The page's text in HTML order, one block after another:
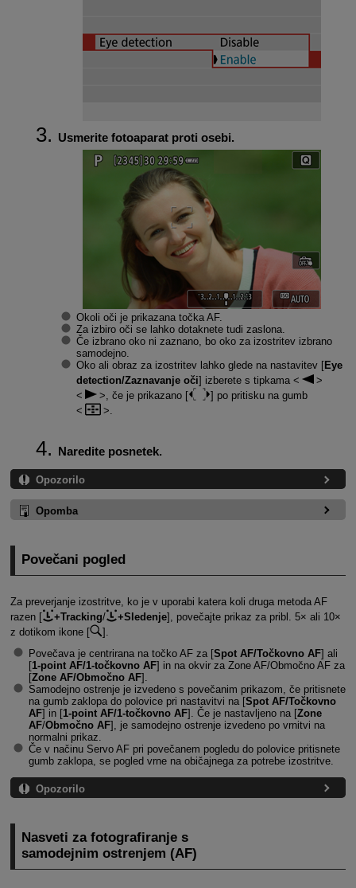
Usmerite fotoaparat proti osebi.
Okoli oči je prikazana točka AF.
Za izbiro oči se lahko dotaknete tudi zaslona.
Če izbrano oko ni zaznano, bo oko za izostritev izbrano
samodejno.
Oko ali obraz za izostritev lahko glede na nastavitev [Eye
detection/Zaznavanje oči] izberete s tipkama
, če je prikazano [ ] po pritisku na gumb
.
Naredite posnetek.
Opozorilo
Opomba
Povečani pogled
Za preverjanje izostritve, ko je v uporabi katera koli druga metoda AF
razen [
+Tracking/ +Sledenje], povečajte prikaz za pribl. 5× ali 10×
z dotikom ikone [
].
Povečava je centrirana na točko AF za [Spot AF/Točkovno AF] ali
[1-point AF/1-točkovnoAF] in na okvir za Zone AF/Območno AF za
[Zone AF/Območno AF].
Samodejno ostrenje je izvedeno s povečanim prikazom, če pritisnete
na gumb zaklopa do polovice pri nastavitvi na [Spot AF/Točkovno
AF] in [1-point AF/1-točkovno AF]. Če je nastavljeno na [Zone
AF/Območno AF], je samodejno ostrenje izvedeno po vrnitvi na
normalni prikaz.
Če v načinu Servo AF pri povečanem pogledu do polovice pritisnete
gumb zaklopa, se pogled vrne na običajnega za potrebe izostritve.
Opozorilo
Nasveti za fotografiranje s
samodejnim ostrenjem (AF)